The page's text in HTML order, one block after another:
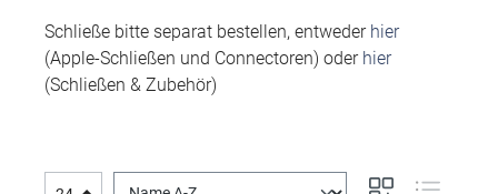
Schließe bitte separat bestellen, entweder hier
(Apple-Schließen und Connectoren) oder hier
(Schließen & Zubehör)